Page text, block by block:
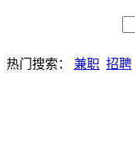
热门搜索： 兼职 招聘